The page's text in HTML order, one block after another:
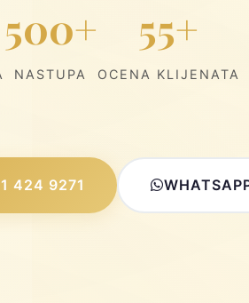
500+
NASTUPA
55+
OCENA KLIJENATA
424 9271